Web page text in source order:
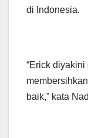
di Indonesia.
“Erick
baik,” kata